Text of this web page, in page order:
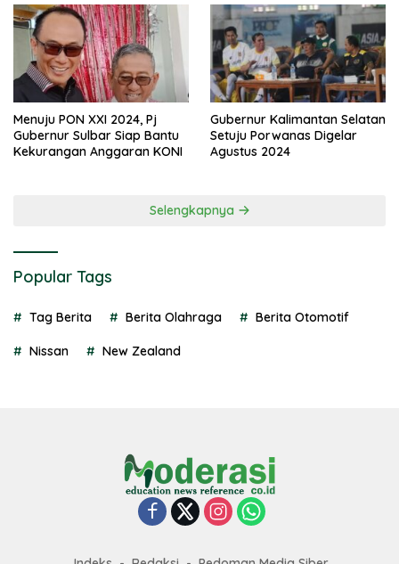
Menuju PON XXI 2024, Pj
Gubernur Sulbar Siap Bantu
Kekurangan Anggaran KONI
Gubernur Kalimantan Selatan
Setuju Porwanas Digelar
Agustus 2024
Selengkapnya
Popular Tags
Tag Berita Berita Olahraga Berita Otomotif
Nissan New Zealand